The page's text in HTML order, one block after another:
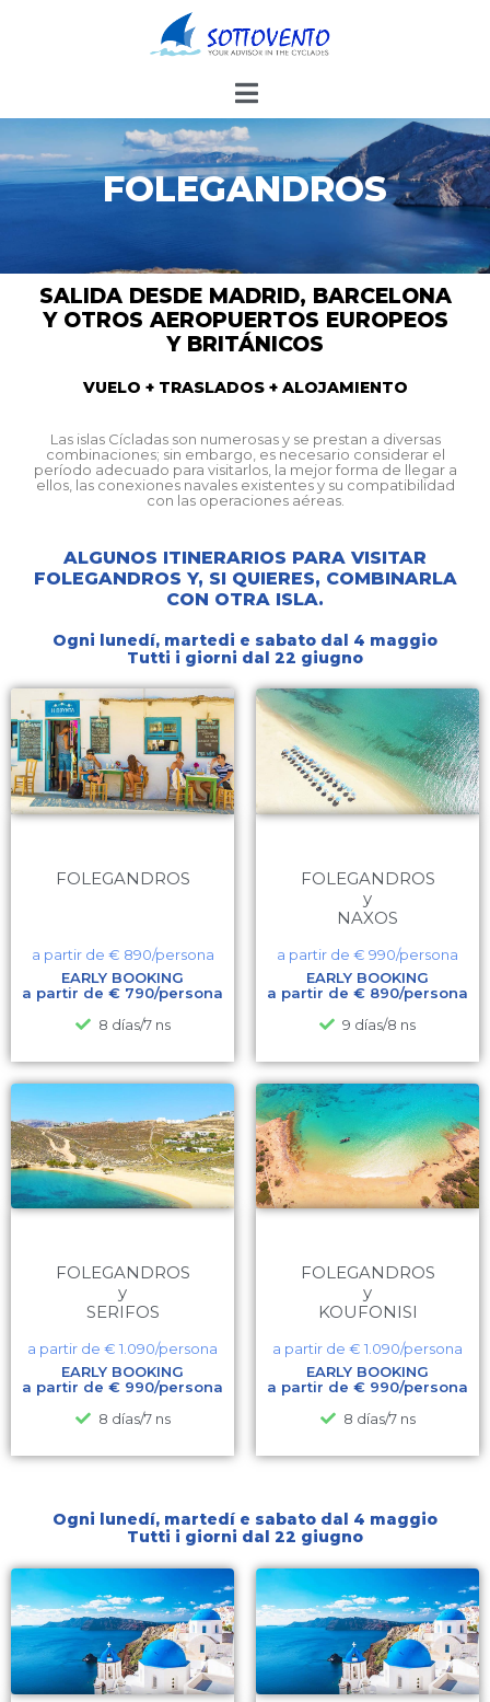
FOLEGANDROS
SALIDA DESDE MADRID, BARCELONA
Y OTROS AEROPUERTOS EUROPEOS
Y BRITÁNICOS
VUELO + TRASLADOS + ALOJAMIENTO
Las islas Cícladas son numerosas y se prestan a diversas
combinaciones; sin embargo, es necesario considerar el
período adecuado para visitarlos, la mejor forma de llegar a
ellos, las conexiones navales existentes y su compatibilidad
con las operaciones aéreas.
ALGUNOS ITINERARIOS PARA VISITAR
FOLEGANDROS Y, SI QUIERES, COMBINARLA
CON OTRA ISLA.
Ogni lunedí, martedi e sabato dal 4 maggio
Tutti i giorni dal 22 giugno
FOLEGANDROS
a partir de € 890/persona
EARLY BOOKING
a partir de € 790/persona
8 días/7 ns
FOLEGANDROS
y
NAXOS
a partir de € 990/persona
EARLY BOOKING
a partir de € 890/persona
9 días/8 ns
FOLEGANDROS
y
SERIFOS
a partir de € 1.090/persona
EARLY BOOKING
a partir de € 990/persona
8 días/7 ns
FOLEGANDROS
y
KOUFONISI
a partir de € 1.090/persona
EARLY BOOKING
a partir de € 990/persona
8 días/7 ns
Ogni lunedí, martedí e sabato dal 4 maggio
Tutti i giorni dal 22 giugno